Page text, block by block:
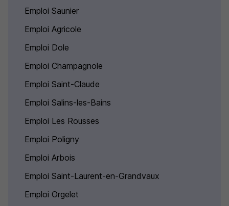
Emploi Saunier
Emploi Agricole
Emploi Dole
Emploi Champagnole
Emploi Saint-Claude
Emploi Salins-les-Bains
Emploi Les Rousses
Emploi Poligny
Emploi Arbois
Emploi Saint-Laurent-en-Grandvaux
Emploi Orgelet